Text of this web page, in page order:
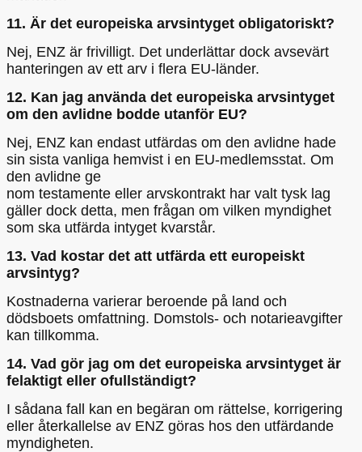
11. Är det europeiska arvsintyget obligatoriskt?
Nej, ENZ är frivilligt. Det underlättar dock avsevärt
hanteringen av ett arv i flera EU-länder.
12. Kan jag använda det europeiska arvsintyget
om den avlidne bodde utanför EU?
Nej, ENZ kan endast utfärdas om den avlidne hade
sin sista vanliga hemvist i en EU-medlemsstat. Om
den avlidne ge
nom testamente eller arvskontrakt har valt tysk lag
gäller dock detta, men frågan om vilken myndighet
som ska utfärda intyget kvarstår.
13. Vad kostar det att utfärda ett europeiskt
arvsintyg?
Kostnaderna varierar beroende på land och
dödsboets omfattning. Domstols- och notarieavgifter
kan tillkomma.
14. Vad gör jag om det europeiska arvsintyget är
felaktigt eller ofullständigt?
I sådana fall kan en begäran om rättelse, korrigering
eller återkallelse av ENZ göras hos den utfärdande
myndigheten.